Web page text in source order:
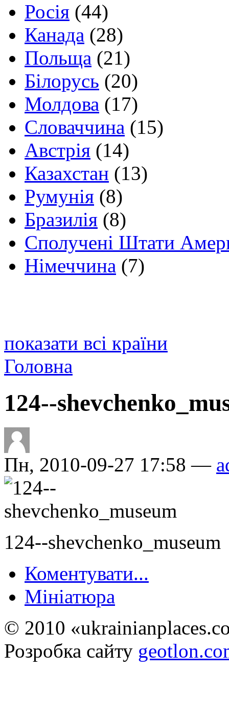
Росія (44)
Канада (28)
Польща (21)
Білорусь (20)
Молдова (17)
Словаччина (15)
Австрія (14)
Казахстан (13)
Румунія (8)
Бразилія (8)
Сполучені Штати
Німеччина (7)
показати всі країни
Головна
124--
Пн, 2010-09-27 17:58 —
124--shevchenko_museum
Коментувати...
Мініатюра
© 2010
Розробка сайту